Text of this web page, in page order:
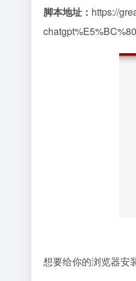
脚本地址： https://
想要给你的浏览器安